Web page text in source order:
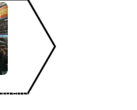
en Eurosatory el ODIN 6×6, su
UAS móvil de defensa por capas